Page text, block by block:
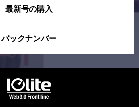
最新号の購入
バックナンバー